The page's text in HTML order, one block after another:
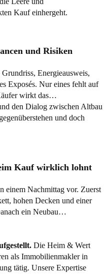
und Risiken
Energieausweis,
Exposés. Nur eines fehlt auf
wirkt das…
Kauf wirklich lohnt
einem Nachmittag vor. Zuerst
hohen Decken und einer
ein Neubau…
Die Heim & Wert
als Immobilienmaklerin
tätig. Unsere Expertise